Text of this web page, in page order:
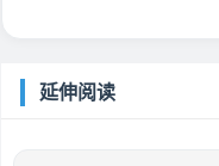
延伸阅读